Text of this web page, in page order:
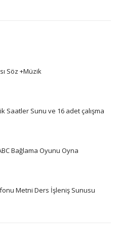
Söz +Müzik
Saatler Sunu ve 16 adet çalışma
Bağlama Oyunu Oyna
Metni Ders İşleniş Sunusu